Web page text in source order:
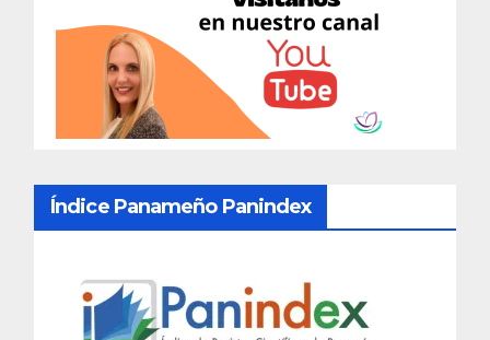
Índice Panameño Panindex